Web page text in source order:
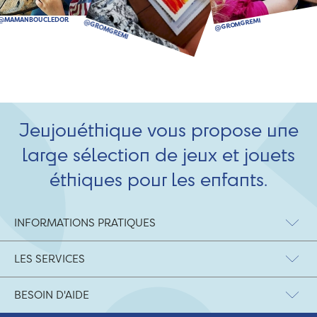
Jeujouéthique vous propose une
large sélection de jeux et jouets
éthiques pour les enfants.
INFORMATIONS PRATIQUES
LES SERVICES
BESOIN D'AIDE